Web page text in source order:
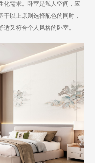
化需求。卧室是私人空间，应
以上原则选择配色的同时，
又符合个人风格的卧室。